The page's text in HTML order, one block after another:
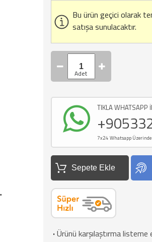
Bu ürün geçici olarak
satışa sunulacaktır.
TIKLA WHATSAPP
7x24 Whatsapp
Sepete Ekle
·Ürünü karşılaştırma listeme